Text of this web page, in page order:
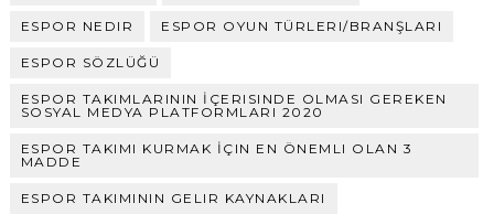
ESPOR NEDIR ESPOR OYUN TÜRLERI/BRANŞLARI
ESPOR SÖZLÜĞÜ
ESPOR TAKIMLARININ İÇERISINDE OLMASI GEREKEN
SOSYAL MEDYA PLATFORMLARI 2020
ESPOR TAKIMI KURMAK İÇIN EN ÖNEMLI OLAN 3
MADDE
ESPOR TAKIMININ GELIR KAYNAKLARI